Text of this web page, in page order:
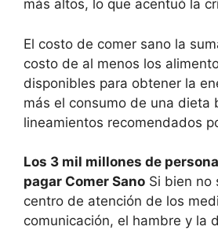
más altos, lo que acentuó la
El costo de comer sano la
costo de al menos los
disponibles para obtener la
más el consumo de una dieta
lineamientos recomendados
Los 3 mil millones de
pagar Comer Sano Si bien no
centro de atención de los
comunicación, el hambre y la